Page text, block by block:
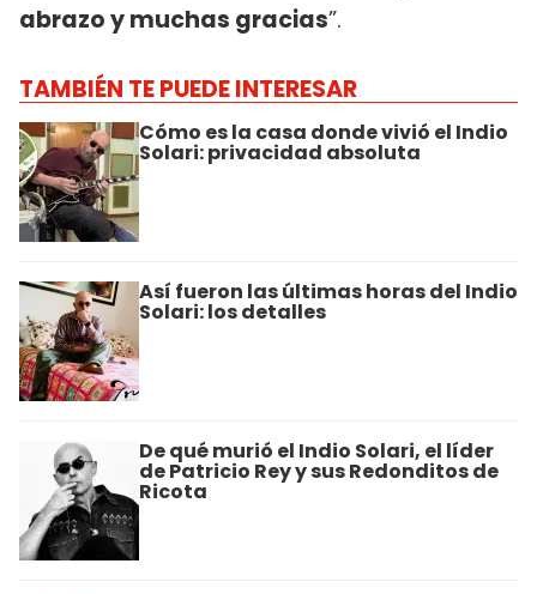
abrazo y muchas gracias”.
TAMBIÉN TE PUEDE INTERESAR
Cómo es la casa donde vivió el Indio
Solari: privacidad absoluta
Así fueron las últimas horas del Indio
Solari: los detalles
De qué murió el Indio Solari, el líder
de Patricio Rey y sus Redonditos de
Ricota